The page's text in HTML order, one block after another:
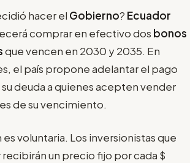
hacer el Gobierno? Ecuador
comprar en efectivo dos bonos
que vencen en 2030 y 2035. En
el país propone adelantar el pago
deuda a quienes acepten vender
de su vencimiento.
voluntaria. Los inversionistas que
un precio fijo por cada $